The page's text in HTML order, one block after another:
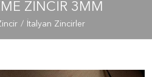
ZINCIR 3MM
İtalyan Zincirler